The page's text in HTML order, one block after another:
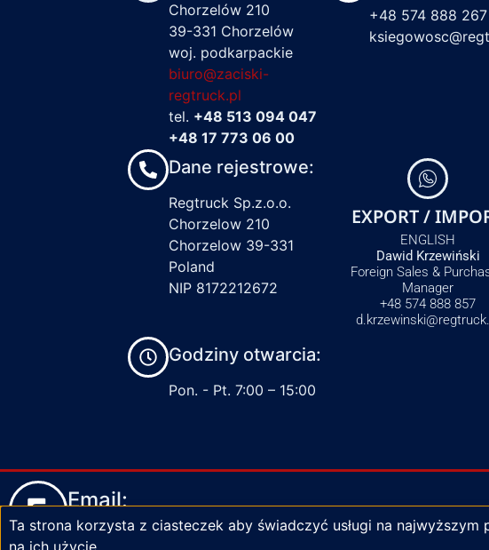
Chorzelów 210
39-331 Chorzelów
woj. podkarpackie
biuro@zaciski-
regtruck.pl
tel. +48 513 094 047
+48 17 773 06 00
+48 574 888 267
Dane rejestrowe:
Regtruck Sp.z.o.o.
Chorzelow 210
Chorzelow 39-331
Poland
NIP 8172212672
EXPORT /
ENGLISH
Dawid Krzewiński
Foreign Sales &
Manager
+48 574 888 857
Godziny otwarcia:
Pon. - Pt. 7:00 – 15:00
Email:
biuro@zaciski-regtruck.pl
Ta strona korzysta z ciasteczek aby świadczyć usługi na
na ich użycie